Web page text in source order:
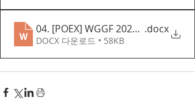
04. [POEX] WGGF 2026 Green
.docx
DOCX 다운로드 • 58KB